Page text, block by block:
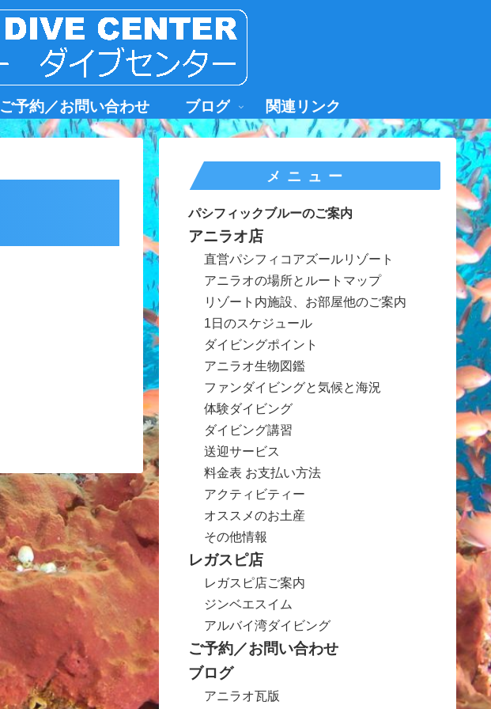
ご予約／お問い合わせ ブログ 関連リンク
メニュー
パシフィックブルーのご案内
アニラオ店
直営パシフィコアズールリゾート
アニラオの場所とルートマップ
リゾート内施設、お部屋他のご案内
1日のスケジュール
ダイビングポイント
アニラオ生物図鑑
ファンダイビングと気候と海況
体験ダイビング
ダイビング講習
送迎サービス
料金表 お支払い方法
アクティビティー
オススメのお土産
その他情報
レガスピ店
レガスピ店ご案内
ジンベエスイム
アルバイ湾ダイビング
ご予約／お問い合わせ
ブログ
アニラオ瓦版